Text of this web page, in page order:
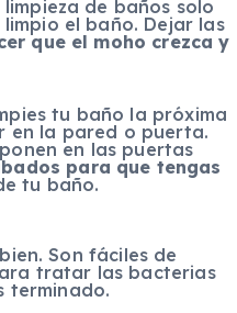
de baños solo
el baño. Dejar las
que el moho crezca y
tu baño la próxima
en la pared o puerta.
en las puertas
para que tengas
tu baño.
Son fáciles de
tratar las bacterias
terminado.